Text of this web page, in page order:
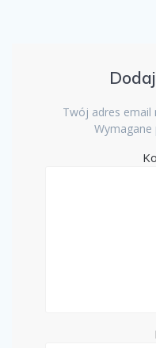
Twój adres email
Wymagane